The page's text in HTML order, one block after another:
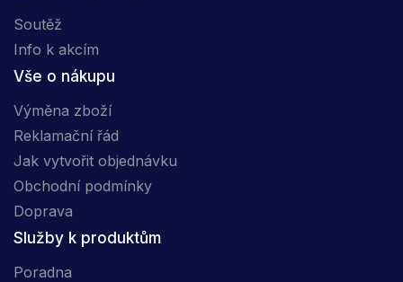
Soutěž
Info k akcím
Vše o nákupu
Výměna zboží
Reklamační řád
Jak vytvořit objednávku
Obchodní podmínky
Doprava
Služby k produktům
Poradna